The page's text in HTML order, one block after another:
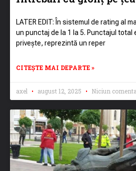
LATER EDIT: În sistemul de rating al
un punctaj de la 1 la 5. Punctajul total
privește, reprezintă un reper
CITEȘTE MAI DEPARTE »
axel august 12, 2025 Niciun